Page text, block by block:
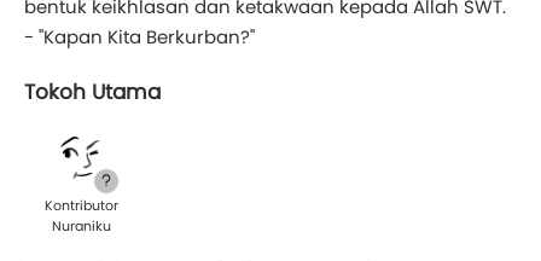
bentuk keikhlasan dan ketakwaan kepada Allah SWT.
- "Kapan Kita Berkurban?"
Tokoh Utama
Kontributor
Nuraniku